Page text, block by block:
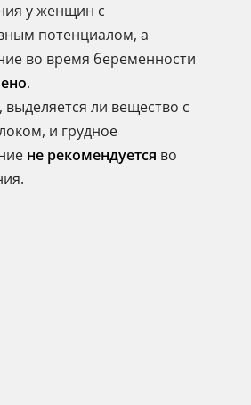
у женщин с
потенциалом, а
во время беременности
.
, выделяется ли вещество с
и грудное
не рекомендуется во